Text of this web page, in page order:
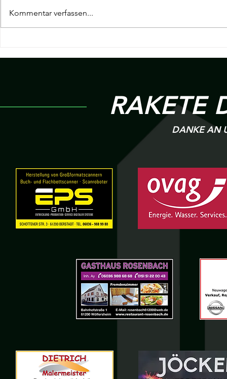
Hainstadt v.s R 09 Wölfersheim
Wölfersheim
Kommentar verfassen...
DANKE AN
RAKETE